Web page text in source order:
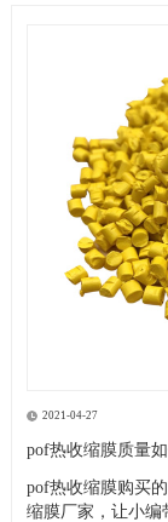
2021-04-27
pof热收缩膜质量
pof热收缩膜购买
缩膜厂家，让小编